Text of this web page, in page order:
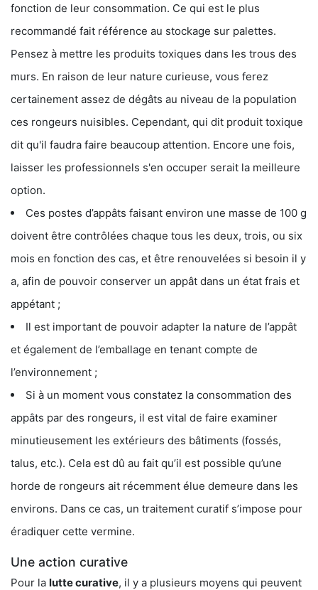
fonction de leur consommation. Ce qui est le plus
recommandé fait référence au stockage sur palettes.
Pensez à mettre les produits toxiques dans les trous des
murs. En raison de leur nature curieuse, vous ferez
certainement assez de dégâts au niveau de la population
ces rongeurs nuisibles. Cependant, qui dit produit toxique
dit qu'il faudra faire beaucoup attention. Encore une fois,
laisser les professionnels s'en occuper serait la meilleure
option.
Ces postes d’appâts faisant environ une masse de 100 g
doivent être contrôlées chaque tous les deux, trois, ou six
mois en fonction des cas, et être renouvelées si besoin il y
a, afin de pouvoir conserver un appât dans un état frais et
appétant ;
Il est important de pouvoir adapter la nature de l’appât
et également de l’emballage en tenant compte de
l’environnement ;
Si à un moment vous constatez la consommation des
appâts par des rongeurs, il est vital de faire examiner
minutieusement les extérieurs des bâtiments (fossés,
talus, etc.). Cela est dû au fait qu’il est possible qu’une
horde de rongeurs ait récemment élue demeure dans les
environs. Dans ce cas, un traitement curatif s’impose pour
éradiquer cette vermine.
Une action curative
Pour la lutte curative, il y a plusieurs moyens qui peuvent